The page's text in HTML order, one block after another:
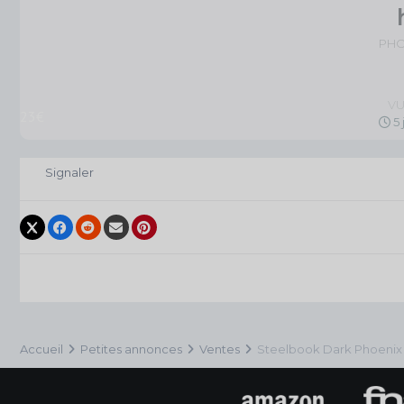
5
Signaler
Accueil Petites annonces Ventes Steelbook Dark Phoenix